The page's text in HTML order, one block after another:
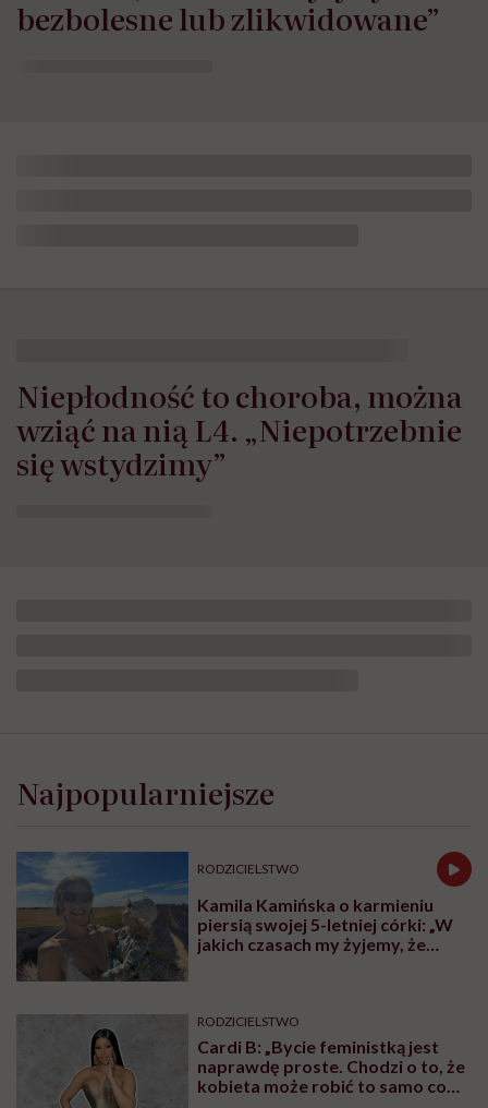
bezbolesne lub zlikwidowane”
Niepłodność to choroba, można
wziąć na nią L4. „Niepotrzebnie
się wstydzimy”
Najpopularniejsze
RODZICIELSTWO
Kamila Kamińska o karmieniu
piersią swojej 5-letniej córki: „W
jakich czasach my żyjemy, że
RODZICIELSTWO
Cardi B: „Bycie feministką jest
naprawdę proste. Chodzi o to, że
kobieta może robić to samo co